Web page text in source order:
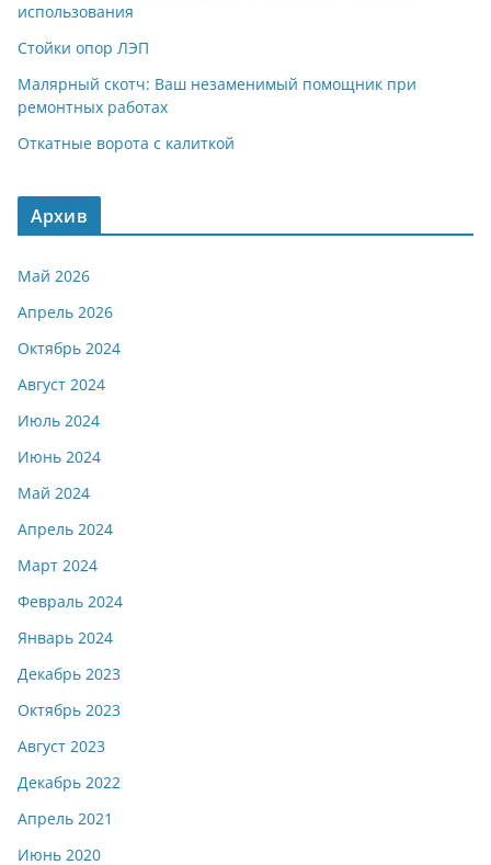
использования
Стойки опор ЛЭП
Малярный скотч: Ваш незаменимый помощник при
ремонтных работах
Откатные ворота с калиткой
Архив
Май 2026
Апрель 2026
Октябрь 2024
Август 2024
Июль 2024
Июнь 2024
Май 2024
Апрель 2024
Март 2024
Февраль 2024
Январь 2024
Декабрь 2023
Октябрь 2023
Август 2023
Декабрь 2022
Апрель 2021
Июнь 2020